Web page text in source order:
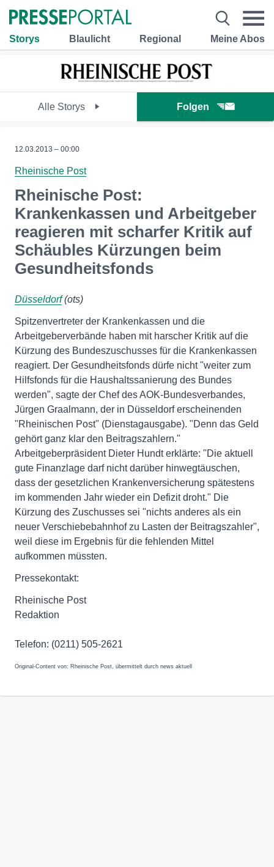
Storys Blaulicht Regional Meine Abos
Alle Storys Folgen
12.03.2013 – 00:00
Rheinische Post
Rheinische Post:
Krankenkassen und Arbeitgeber
reagieren mit scharfer Kritik auf
Schäubles Kürzungen beim
Gesundheitsfonds
Düsseldorf(ots)
Spitzenvertreter der Krankenkassen und die
Arbeitgeberverbände haben mit harscher Kritik auf die
Kürzung des Bundeszuschusses für die Krankenkassen
reagiert. Der Gesundheitsfonds dürfe nicht "weiter zum
Hilfsfonds für die Haushaltssanierung des Bundes
werden", sagte der Chef des AOK-Bundesverbandes,
Jürgen Graalmann, der in Düsseldorf erscheinenden
"Rheinischen Post" (Dienstagausgabe). "Denn das Geld
gehört ganz klar den Beitragszahlern."
Arbeitgeberpräsident Dieter Hundt erklärte: "Die aktuell
gute Finanzlage darf nicht darüber hinwegtäuschen,
dass der gesetzlichen Krankenversicherung spätestens
im kommenden Jahr wieder ein Defizit droht." Die
Kürzung des Zuschusses sei "nichts anderes als ein
neuer Verschiebebahnhof zu Lasten der Beitragszahler",
weil diese im Ergebnis für die fehlenden Mittel
aufkommen müssten.
Pressekontakt:
Rheinische Post
Redaktion
Telefon: (0211) 505-2621
Original-Content von: Rheinische Post, übermittelt durch news aktuell